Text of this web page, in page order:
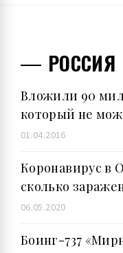
РОССИЯ
Вложили 90
который не
01.04.2016
Коронавирус в
сколько
06.05.2020
Боинг-737